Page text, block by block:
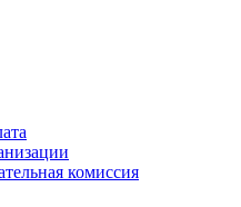
комиссия